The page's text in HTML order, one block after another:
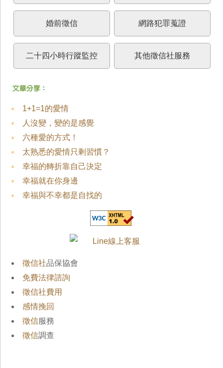
婚前徵信 網路犯罪蒐證
二十四小時行蹤監控 其他徵信社服務
1+1=1的愛情
人沒變，變的是感覺
六種愛的方式！
太熟悉的愛情只剩習慣？
幸福的轉折靠自己決定
幸福就在你身邊
幸福與不幸都是自找的
徵信社品保協會
免費法律諮詢
徵信社費用
感情挽回
徵信服務
徵信調查